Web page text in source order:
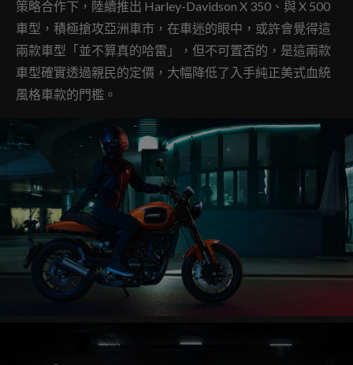
策略合作下，陸續推出 Harley-Davidson X 350、與 X 500
車型，積極搶攻亞洲車市，在車迷的眼中，或許會覺得這
兩款車型「並不算真的哈雷」，但不可置否的，是這兩款
車型確實透過親民的定價，大幅降低了入手純正美式血統
風格車款的門檻。